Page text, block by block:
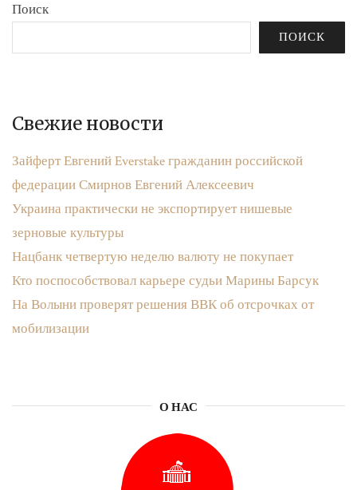
Поиск
ПОИСК
Свежие новости
Зайферт Евгений Everstake гражданин российской
федерации Смирнов Евгений Алексеевич
Украина практически не экспортирует нишевые
зерновые культуры
Нацбанк четвертую неделю валюту не покупает
Кто поспособствовал карьере судьи Марины Барсук
На Волыни проверят решения ВВК об отсрочках от
мобилизации
О НАС